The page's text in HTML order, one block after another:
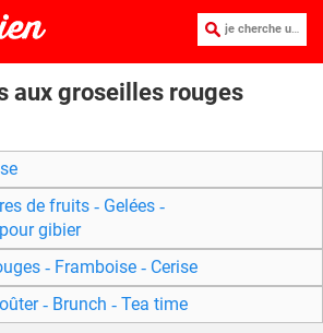
je cherche une recette :
aux groseilles rouges
de fruits
Gelées
gibier
Framboise
Cerise
Brunch Tea time